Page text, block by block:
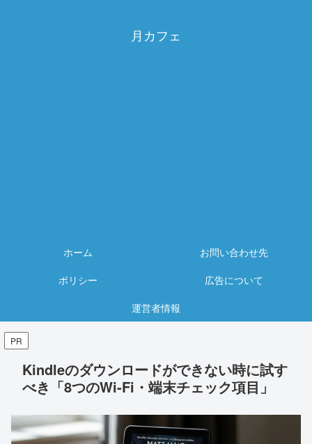
月カフェ
ホーム
お問い合わせ先
ポリシー
広告について
運営者情報
PR
Kindleのダウンロードができない時に試す
べき「8つのWi-Fi・端末チェック項目」